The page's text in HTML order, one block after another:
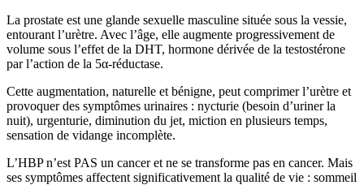
La prostate est une glande sexuelle masculine située sous la vessie,
entourant l’urètre. Avec l’âge, elle augmente progressivement de
volume sous l’effet de la DHT, hormone dérivée de la testostérone
par l’action de la 5α-réductase.
Cette augmentation, naturelle et bénigne, peut comprimer l’urètre et
provoquer des symptômes urinaires : nycturie (besoin d’uriner la
nuit), urgenturie, diminution du jet, miction en plusieurs temps,
sensation de vidange incomplète.
L’HBP n’est PAS un cancer et ne se transforme pas en cancer. Mais
ses symptômes affectent significativement la qualité de vie : sommeil